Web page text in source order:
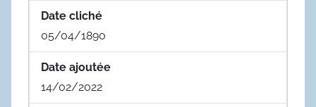
Date cliché
05/04/1890
Date ajoutée
14/02/2022